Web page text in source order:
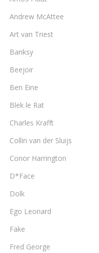
Andrew McAttee
Art van Triest
Banksy
Beejoir
Ben Eine
Blek le Rat
Charles Krafft
Collin van der Sluijs
Conor Harrington
D*Face
Dolk
Ego Leonard
Fake
Fred George